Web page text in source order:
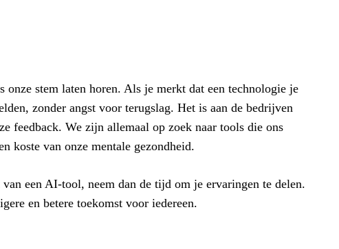
stem laten horen. Als je merkt dat een technologie je
zonder angst voor terugslag. Het is aan de bedrijven
feedback. We zijn allemaal op zoek naar tools die ons
koste van onze mentale gezondheid.
een AI-tool, neem dan de tijd om je ervaringen te delen.
en betere toekomst voor iedereen.